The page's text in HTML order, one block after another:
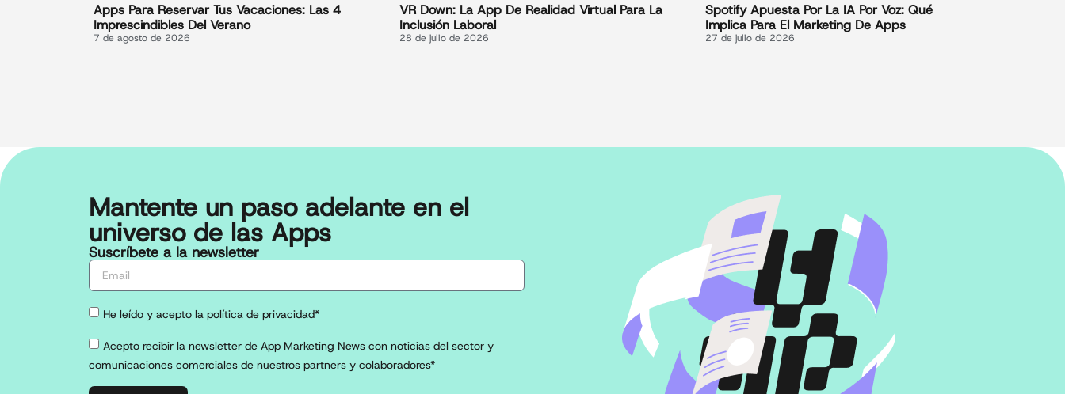
Apps Para Reservar Tus Vacaciones: Las 4
Imprescindibles Del Verano
7 de agosto de 2026
VR Down: La App De Realidad Virtual Para La
Inclusión Laboral
28 de julio de 2026
Spotify Apuesta Por La IA Por Voz: Qué
Implica Para El Marketing De Apps
27 de julio de 2026
Mantente un paso adelante en el
universo de las Apps
Suscríbete a la newsletter
He leído y acepto la política de privacidad*
Acepto recibir la newsletter de App Marketing News con noticias del sector y
comunicaciones comerciales de nuestros partners y colaboradores*